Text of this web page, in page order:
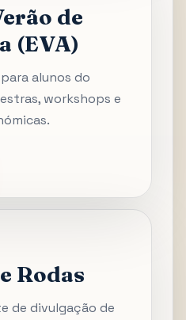
de
(EVA)
alunos do
workshops e
Rodas
de divulgação de